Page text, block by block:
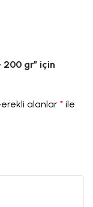
200 gr” için
alanlar* ile